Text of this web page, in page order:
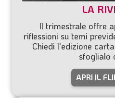
LA
Il trimestrale offre
riflessioni su temi
Chiedi l'edizione
sfoglialo
APRI IL